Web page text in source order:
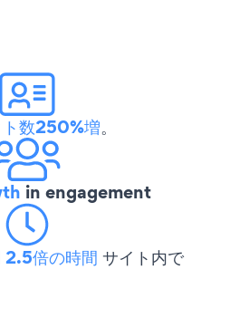
ト数250%増。
in engagement
2.5倍の時間 サイト内で